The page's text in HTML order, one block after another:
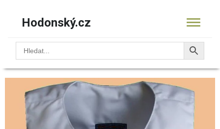
Hodonský.cz
KOŠÍK
Obchod/Neprůstřelné vesty (Bulletproof Vests)/ Latent